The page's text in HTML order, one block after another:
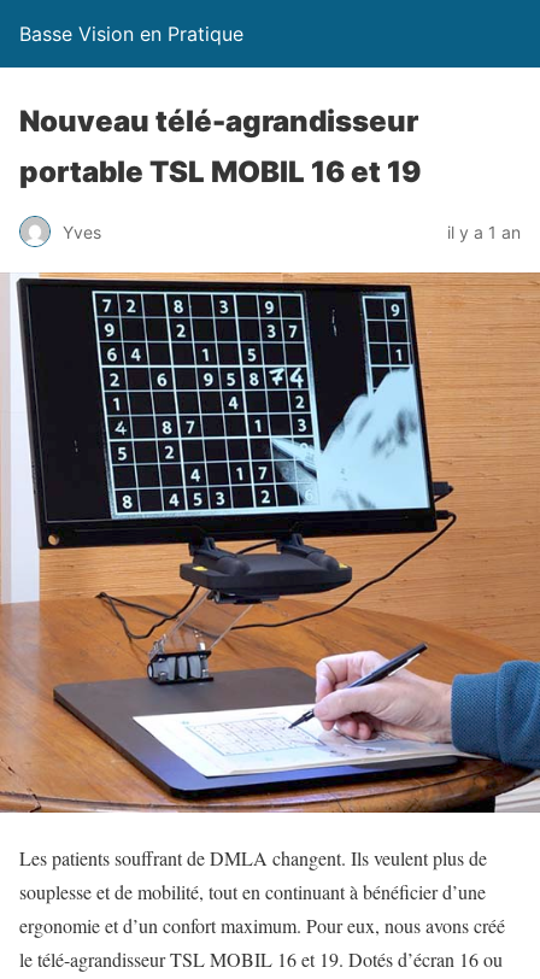
Basse Vision en Pratique
Nouveau télé-agrandisseur
portable TSL MOBIL 16 et 19
Yves il y a 1 an
Les patients souffrant de DMLA changent. Ils veulent plus de
souplesse et de mobilité, tout en continuant à bénéficier d’une
ergonomie et d’un confort maximum. Pour eux, nous avons créé
le télé-agrandisseur TSL MOBIL 16 et 19. Dotés d’écran 16 ou